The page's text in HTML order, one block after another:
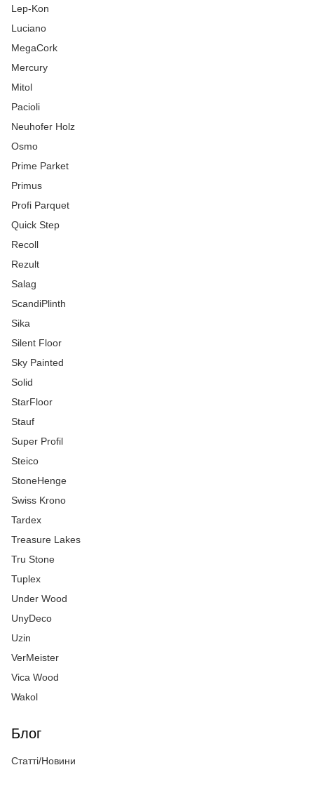
Lep-Kon
Luciano
MegaCork
Mercury
Mitol
Pacioli
Neuhofer Holz
Osmo
Prime Parket
Primus
Profi Parquet
Quick Step
Recoll
Rezult
Salag
ScandiPlinth
Sika
Silent Floor
Sky Painted
Solid
StarFloor
Stauf
Super Profil
Steico
StoneHenge
Swiss Krono
Tardex
Treasure Lakes
Tru Stone
Tuplex
Under Wood
UnyDeco
Uzin
VerMeister
Vica Wood
Wakol
Блог
Статті/Новини